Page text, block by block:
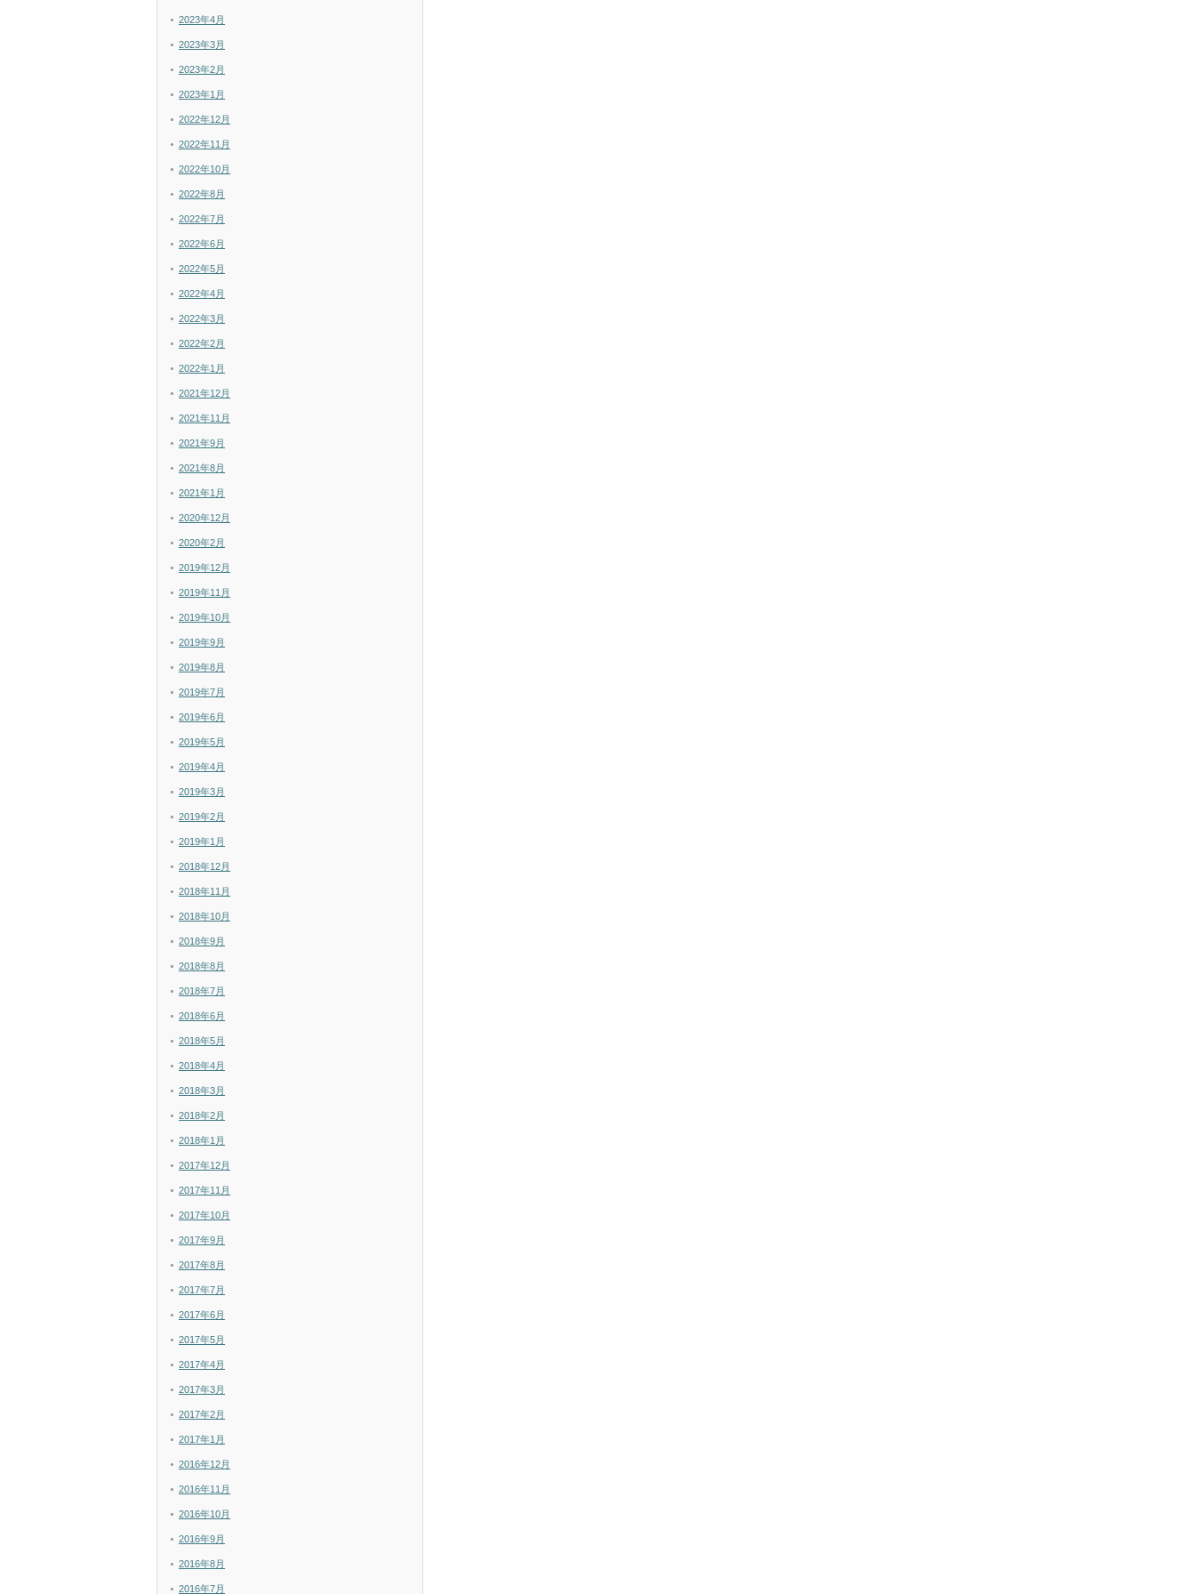
2023年4月
2023年3月
2023年2月
2023年1月
2022年12月
2022年11月
2022年10月
2022年8月
2022年7月
2022年6月
2022年5月
2022年4月
2022年3月
2022年2月
2022年1月
2021年12月
2021年11月
2021年9月
2021年8月
2021年1月
2020年12月
2020年2月
2019年12月
2019年11月
2019年10月
2019年9月
2019年8月
2019年7月
2019年6月
2019年5月
2019年4月
2019年3月
2019年2月
2019年1月
2018年12月
2018年11月
2018年10月
2018年9月
2018年8月
2018年7月
2018年6月
2018年5月
2018年4月
2018年3月
2018年2月
2018年1月
2017年12月
2017年11月
2017年10月
2017年9月
2017年8月
2017年7月
2017年6月
2017年5月
2017年4月
2017年3月
2017年2月
2017年1月
2016年12月
2016年11月
2016年10月
2016年9月
2016年8月
2016年7月